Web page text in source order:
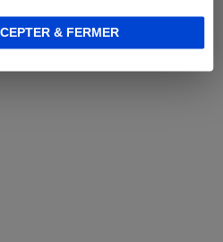
& FERMER